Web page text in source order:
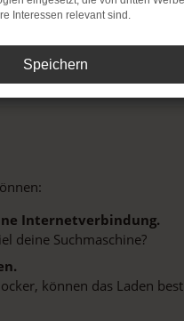
Internetverbindung.
deine Suchmaschine?
können das Laden
Interessen relevant sind.
Speichern